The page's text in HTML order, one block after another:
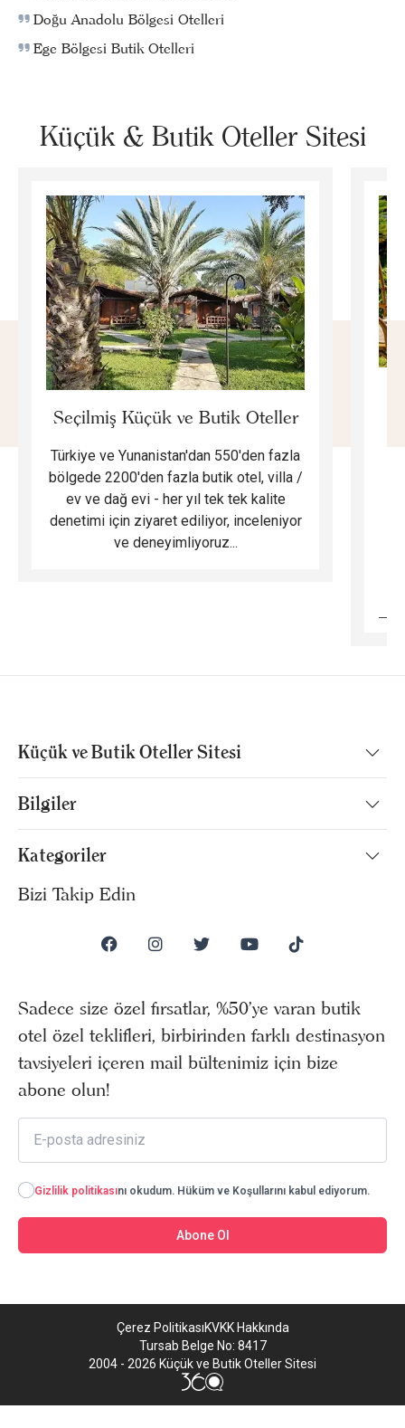
Doğu Anadolu Bölgesi Otelleri
Ege Bölgesi Butik Otelleri
Küçük & Butik Oteller Sitesi
Seçilmiş Küçük ve Butik Oteller
Türkiye ve Yunanistan'dan 550'den fazla
bölgede 2200'den fazla butik otel, villa /
ev ve dağ evi - her yıl tek tek kalite
denetimi için ziyaret ediliyor, inceleniyor
ve deneyimliyoruz...
Küçük ve Butik Oteller Sitesi
Bilgiler
Kategoriler
Bizi Takip Edin
Sadece size özel fırsatlar, %50’ye varan butik
otel özel teklifleri, birbirinden farklı destinasyon
tavsiyeleri içeren mail bültenimiz için bize
abone olun!
Gizlilik politikasını okudum. Hüküm ve Koşullarını kabul ediyorum.
Abone Ol
2004 - 2026 Küçük ve Butik Oteller Sitesi
Tursab Belge No: 8417
Çerez PolitikasıKVKK Hakkında